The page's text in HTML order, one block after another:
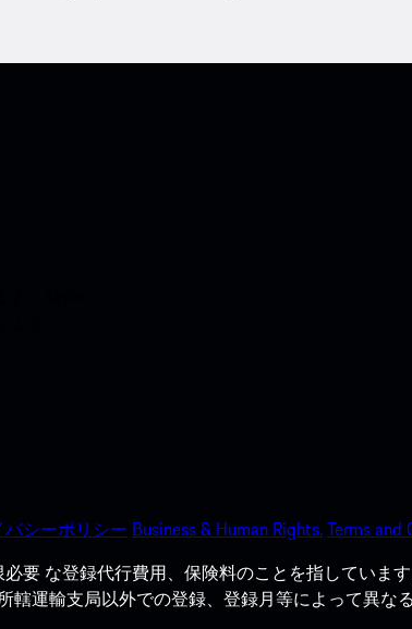
シーポリシー Business & Human Rights.Terms and
要 な登録代行費用、保険料のことを指していま
運輸支局以外での登録、登録月等によって異な